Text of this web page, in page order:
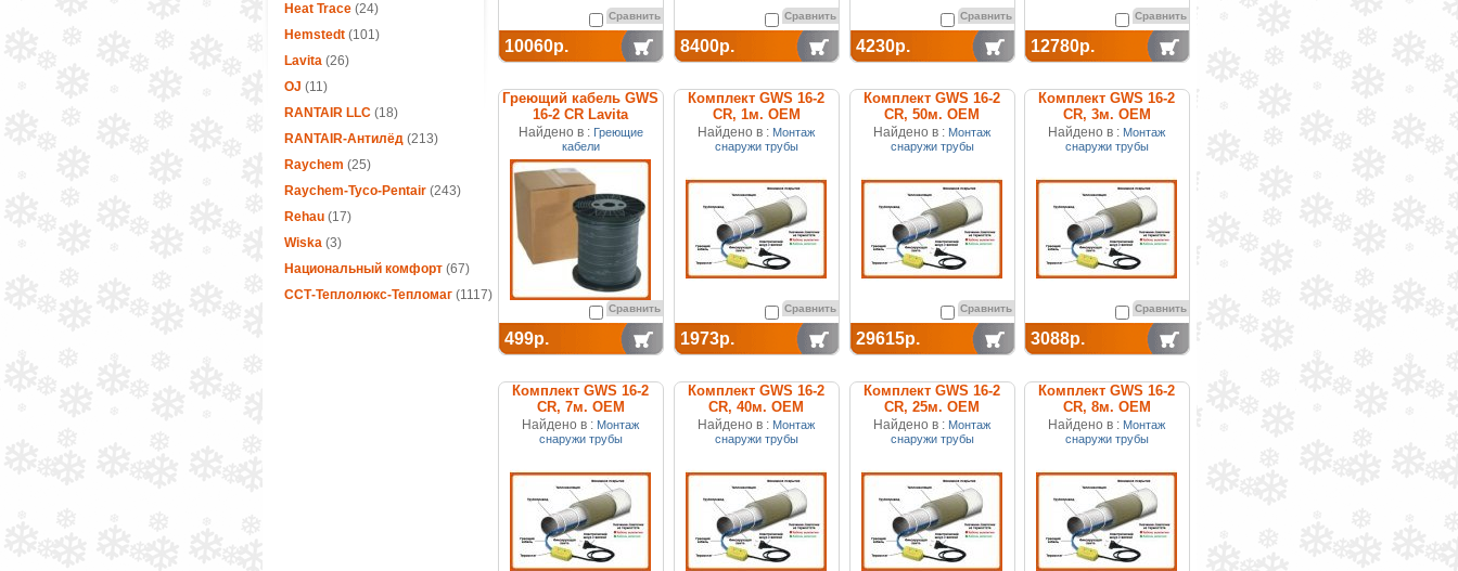
Heat Trace(24)
Hemstedt(101)
Lavita(26)
OJ (11)
RANTAIR LLC(18)
RANTAIR-Антилёд(213)
Raychem (25)
Raychem-Tyco-Pentair (243)
Rehau(17)
Wiska(3)
Национальный комфорт(67)
ССТ-Теплолюкс-Тепломаг(1117)
Сравнить
10060р.
Сравнить
8400р.
Сравнить
4230р.
Сравнить
12780р.
Греющий кабель GWS
16-2 CR Lavita
Найдено в : Греющие
кабели
Сравнить
499р.
Комплект GWS 16-2
CR, 1м. ОЕМ
Найдено в : Монтаж
снаружи трубы
Сравнить
1973р.
Комплект GWS 16-2
CR, 50м. ОЕМ
Найдено в : Монтаж
снаружи трубы
Сравнить
29615р.
Комплект GWS 16-2
CR, 3м. ОЕМ
Найдено в : Монтаж
снаружи трубы
Сравнить
3088р.
Комплект GWS 16-2
CR, 7м. ОЕМ
Найдено в : Монтаж
снаружи трубы
Комплект GWS 16-2
CR, 40м. ОЕМ
Найдено в : Монтаж
снаружи трубы
Комплект GWS 16-2
CR, 25м. ОЕМ
Найдено в : Монтаж
снаружи трубы
Комплект GWS 16-2
CR, 8м. ОЕМ
Найдено в : Монтаж
снаружи трубы